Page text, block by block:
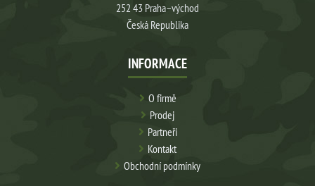
252 43 Praha–východ
Česká Republika
INFORMACE
O firmě
Prodej
Partneři
Kontakt
Obchodní podmínky